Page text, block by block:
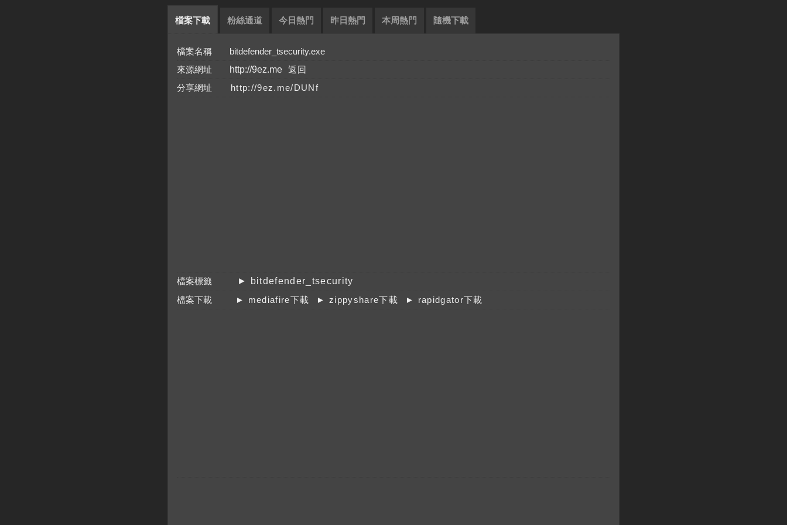
檔案下載 粉絲通道 今日熱門 昨日熱門 本周熱門 隨機下載
檔案名稱 bitdefender_tsecurity.exe
來源網址
http://9ez.me
分享網址
檔案標籤
► bitdefender_tsecurity
檔案下載